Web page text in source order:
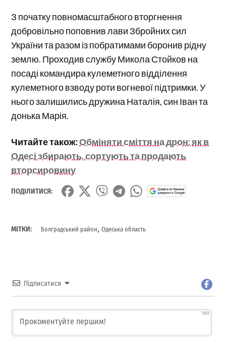
З початку повномасштабного вторгнення
добровільно поповнив лави Збройних сил
України та разом із побратимами боронив рідну
землю. Проходив службу Микола Стойков на
посаді командира кулеметного відділення
кулеметного взводу роти вогневої підтримки. У
нього залишились дружина Наталія, син Іван та
донька Марія.
Читайте також:Обміняти сміття на дрон: як в
Одесі збирають, сортують та продають
вторсировину
ПОДІЛИТИСЯ:
МІТКИ: Болградський район,Одеська область
Підписатися
500